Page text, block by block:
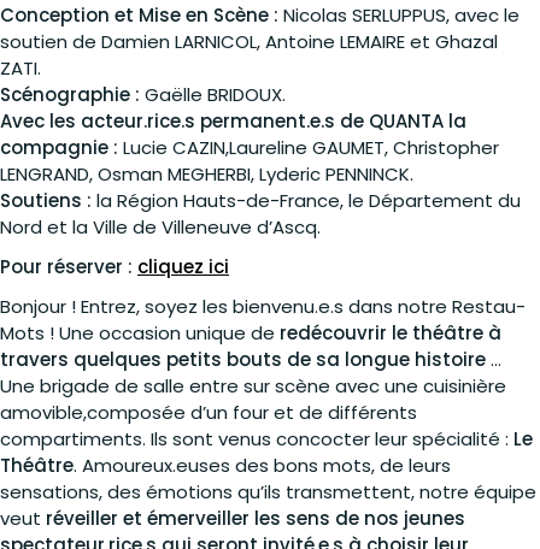
Conception et Mise en Scène : Nicolas SERLUPPUS, avec le
soutien de Damien LARNICOL, Antoine LEMAIRE et Ghazal
ZATI.
Scénographie : Gaëlle BRIDOUX.
Avec les acteur.rice.s permanent.e.s de QUANTA la
compagnie : Lucie CAZIN,Laureline GAUMET, Christopher
LENGRAND, Osman MEGHERBI, Lyderic PENNINCK.
Soutiens : la Région Hauts-de-France, le Département du
Nord et la Ville de Villeneuve d’Ascq.
Pour réserver : cliquez ici
Bonjour ! Entrez, soyez les bienvenu.e.s dans notre Restau-
Mots ! Une occasion unique de redécouvrir le théâtre à
travers quelques petits bouts de sa longue histoire…
Une brigade de salle entre sur scène avec une cuisinière
amovible,composée d’un four et de différents
compartiments. Ils sont venus concocter leur spécialité : Le
Théâtre. Amoureux.euses des bons mots, de leurs
sensations, des émotions qu’ils transmettent, notre équipe
veut réveiller et émerveiller les sens de nos jeunes